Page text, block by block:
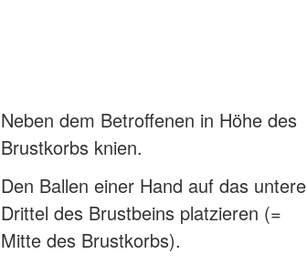
Neben dem Betroffenen in Höhe des
Brustkorbs knien.
Den Ballen einer Hand auf das untere
Drittel des Brustbeins platzieren (=
Mitte des Brustkorbs).